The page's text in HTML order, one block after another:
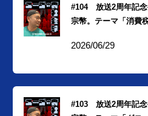
#104 放送2周年記念
宗幣。テーマ「消費
2026/06/29
#103 放送2周年記念